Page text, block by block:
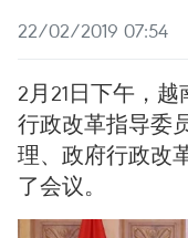
22/02/2019 07:54
2月21日下午，
行政改革指导委
理、政府行政改
了会议。